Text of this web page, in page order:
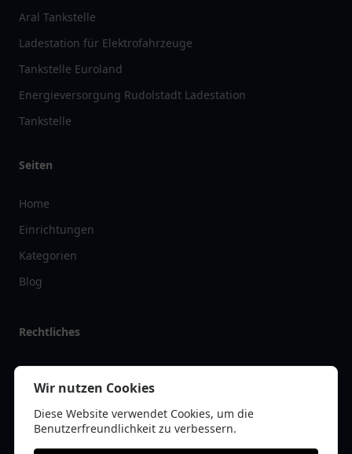
Aral Tankstelle
Ladestation für Elektrofahrzeuge
Tankstelle Euroland
Energieversorgung Rudolstadt Ladestation
Tankstelle
Seiten
Home
Einrichtungen
Kategorien
Blog
Rechtliches
Impressum
Datenschutz
Kontakt
Wir nutzen Cookies
Diese Website verwendet Cookies, um die
Benutzerfreundlichkeit zu verbessern.